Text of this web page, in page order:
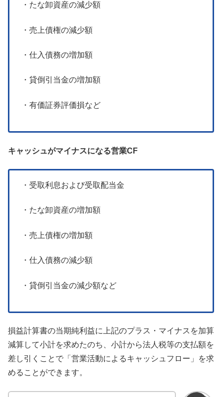
・たな卸資産の減少額
・売上債権の減少額
・仕入債務の増加額
・貸倒引当金の増加額
・有価証券評価損など
キャッシュがマイナスになる営業CF
・受取利息および受取配当金
・たな卸資産の増加額
・売上債権の増加額
・仕入債務の減少額
・貸倒引当金の減少額など
損益計算書の当期純利益に上記のプラス・マイナスを加算
減算して小計を求めたのち、小計から法人税等の支払額を
差し引くことで「営業活動によるキャッシュフロー」を求
めることができます。